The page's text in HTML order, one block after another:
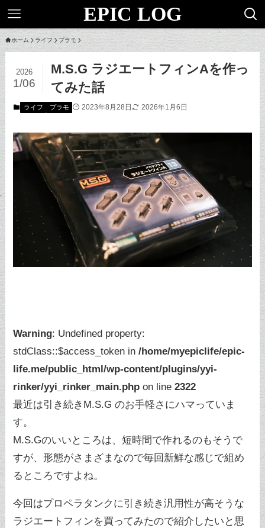
EPIC LOG
ホーム ライフ プラモ
M.S.G ラジエートフィンAを作っ
てみた話
2026
1/06
ライフ プラモ 2023年8月28日 2026年1月6日
Warning: Undefined property:
stdClass::$access_token in/home/myepiclife/epic-
life.me/public_html/wp-content/plugins/yyi-
rinker/yyi_rinker_main.php on line2322
最近は引き続きM.S.G のお手軽さにハマっていま
す。
M.S.Gのいいところは、短時間で作れるのもそうで
すが、形態がさまざまなので毎回新鮮な感じで組め
るところですよね。
今回はプロペラタンクに引き続き汎用性が高そうな
ラジエートフィンを買ってみたので紹介したいと思